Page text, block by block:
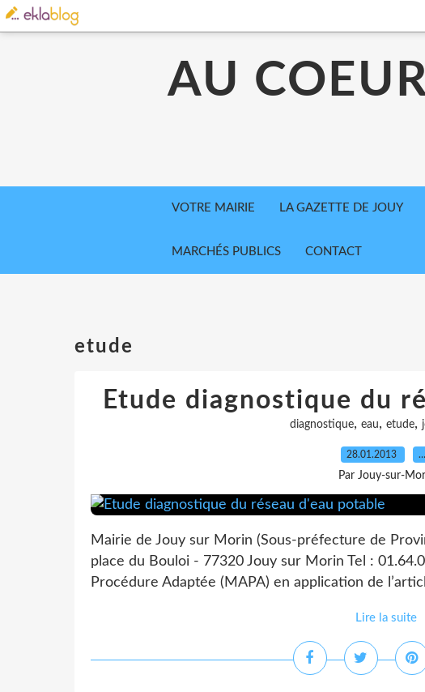
AU
VOTRE MAIRIE LA GAZETTE DE JOUY
MARCHÉS PUBLICS CONTACT
etude
Etude diagnostique du
diagnostique, eau, etude,
28.01.2013 …
Par Jouy-sur-
Mairie de Jouy sur Morin (Sous-préfecture de
place du Bouloi - 77320 Jouy sur Morin Tel :
Procédure Adaptée (MAPA) en application de
Lire la suite